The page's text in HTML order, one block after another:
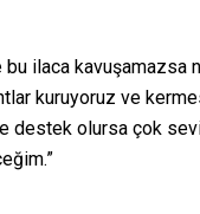
bu ilaca kavuşamazsa
kuruyoruz ve
olursa çok